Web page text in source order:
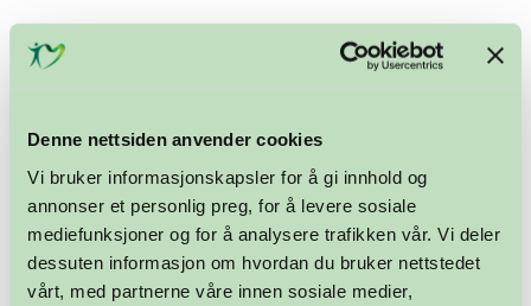
Denne nettsiden anvender cookies
Vi bruker informasjonskapsler for å gi innhold og
annonser et personlig preg, for å levere sosiale
mediefunksjoner og for å analysere trafikken vår. Vi deler
dessuten informasjon om hvordan du bruker nettstedet
vårt, med partnerne våre innen sosiale medier,
Alt du behøver å gjøre, er å informere dine nærmeste
pårørende om at du sier ja til organdonasjon. Du kan
dinkjernejournalpå Helsenorge, i appen «Donorkort»,
eller som fysisk kort.
Bli organdonor